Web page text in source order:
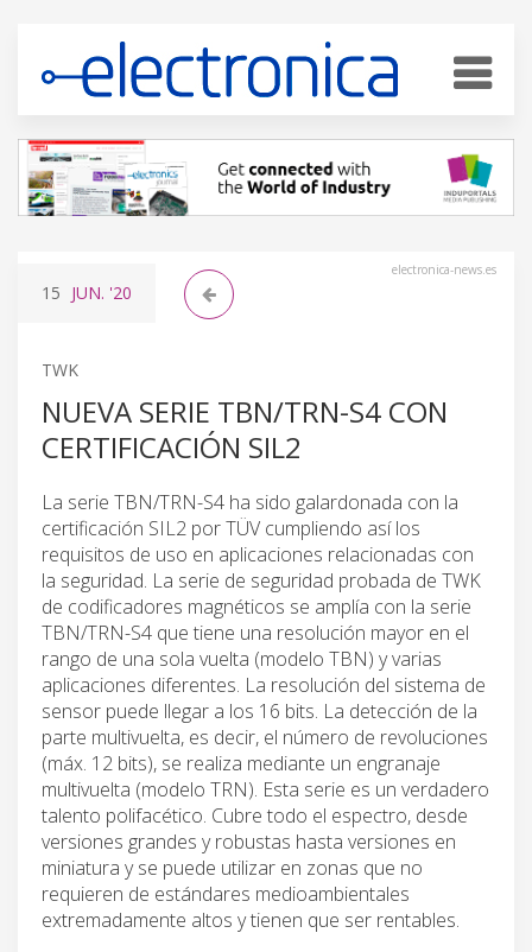
electronica-news.es
15 JUN. '20
TWK
NUEVA SERIE TBN/TRN-S4 CON
CERTIFICACIÓN SIL2
La serie TBN/TRN-S4 ha sido galardonada con la
certificación SIL2 por TÜV cumpliendo así los
requisitos de uso en aplicaciones relacionadas con
la seguridad. La serie de seguridad probada de TWK
de codificadores magnéticos se amplía con la serie
TBN/TRN-S4 que tiene una resolución mayor en el
rango de una sola vuelta (modelo TBN) y varias
aplicaciones diferentes. La resolución del sistema de
sensor puede llegar a los 16 bits. La detección de la
parte multivuelta, es decir, el número de revoluciones
(máx. 12 bits), se realiza mediante un engranaje
multivuelta (modelo TRN). Esta serie es un verdadero
talento polifacético. Cubre todo el espectro, desde
versiones grandes y robustas hasta versiones en
miniatura y se puede utilizar en zonas que no
requieren de estándares medioambientales
extremadamente altos y tienen que ser rentables.